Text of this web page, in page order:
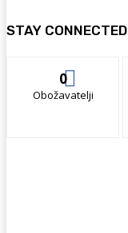
STAY CONNECTED
0
Obožavatelji